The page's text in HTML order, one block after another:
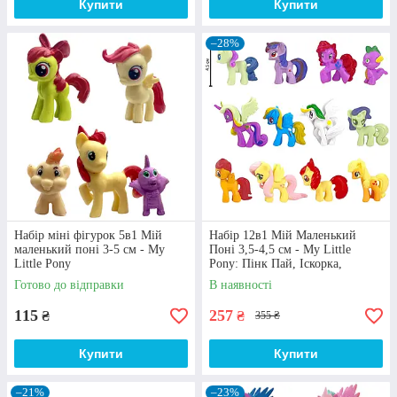
Як заказати іграшки поні my little pony на
сайті нашої компанії
Замовити
Іграшку-поні можна замовити безпосередньо на сайті
через додаток Viber, Telegram).
Купити Купити
Набір міні фігурок 5в1 Мій
маленький поні 3-5 см - My
Little Pony
Готово до відправки
115 ₴
Купити
–28%
Набір 12в1 Мій Маленький
Поні 3,5-4,5 см - My Little
Pony: Пінк Пай, Іскорка,
Епплджек, Раріті, Веселка Деш
В наявності
257 ₴ 355 ₴
Купити
–21% –23%